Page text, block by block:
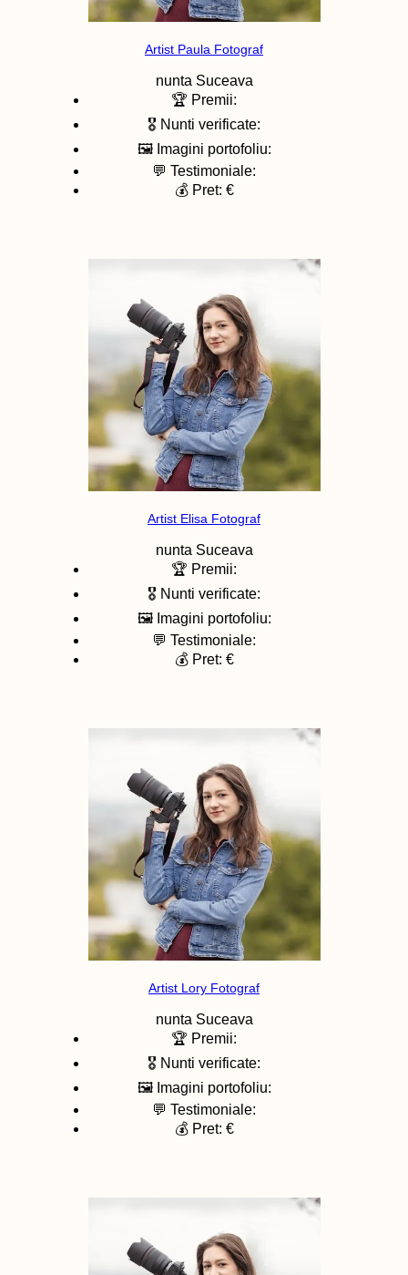
Artist Paula Fotograf
nunta Suceava
🏆 Premii:
🎖️ Nunti verificate:
🖼️ Imagini portofoliu:
💬 Testimoniale:
💰 Pret: €
Artist Elisa Fotograf
nunta Suceava
🏆 Premii:
🎖️ Nunti verificate:
🖼️ Imagini portofoliu:
💬 Testimoniale:
💰 Pret: €
Artist Lory Fotograf
nunta Suceava
🏆 Premii:
🎖️ Nunti verificate:
🖼️ Imagini portofoliu:
💬 Testimoniale:
💰 Pret: €